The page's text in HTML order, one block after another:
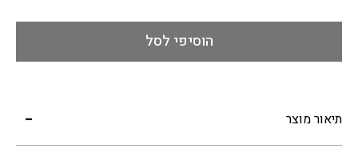
הוסיפי לסל
תיאור מוצר